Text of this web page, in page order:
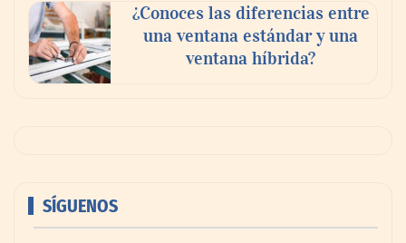
¿Conoces las diferencias entre
una ventana estándar y una
ventana híbrida?
SÍGUENOS